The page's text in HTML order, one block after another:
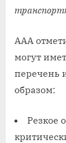
ААА
могут
перечень
образом:
Резкое